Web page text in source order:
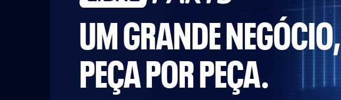
UM GRANDE NEGÓCIO,
PEÇA POR PEÇA.